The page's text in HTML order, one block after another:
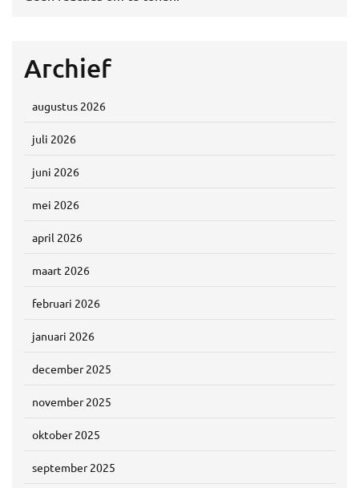
Archief
augustus 2026
juli 2026
juni 2026
mei 2026
april 2026
maart 2026
februari 2026
januari 2026
december 2025
november 2025
oktober 2025
september 2025